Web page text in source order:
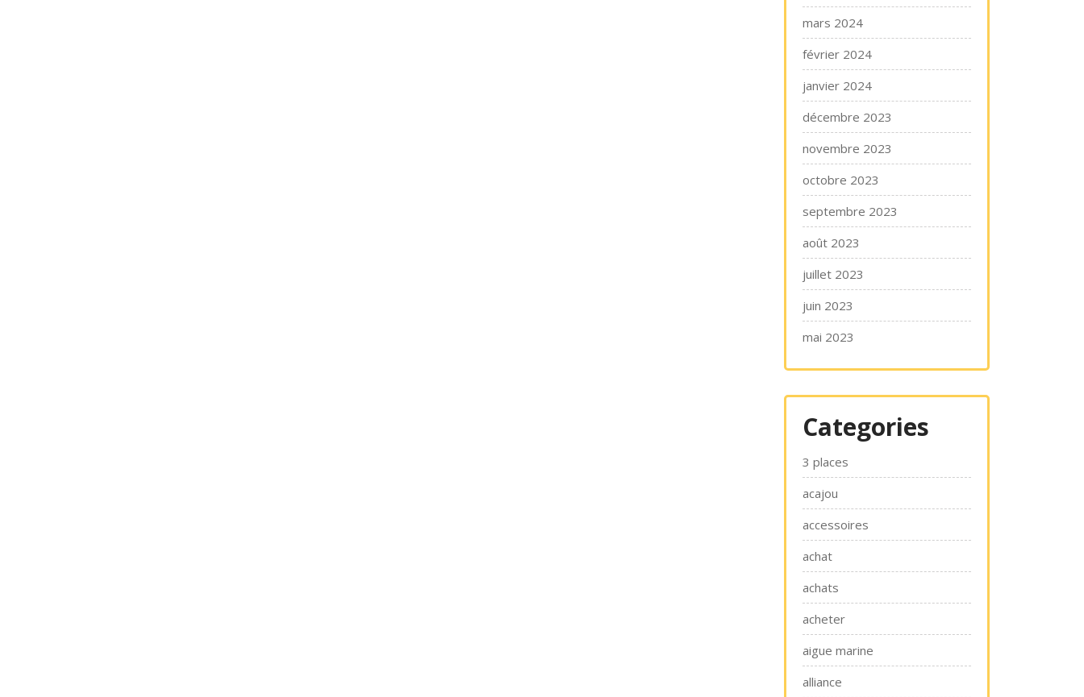
mars 2024
février 2024
janvier 2024
décembre 2023
novembre 2023
octobre 2023
septembre 2023
août 2023
juillet 2023
juin 2023
mai 2023
Categories
3 places
acajou
accessoires
achat
achats
acheter
aigue marine
alliance